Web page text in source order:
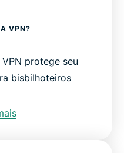
VPN?
protege seu
bisbilhoteiros